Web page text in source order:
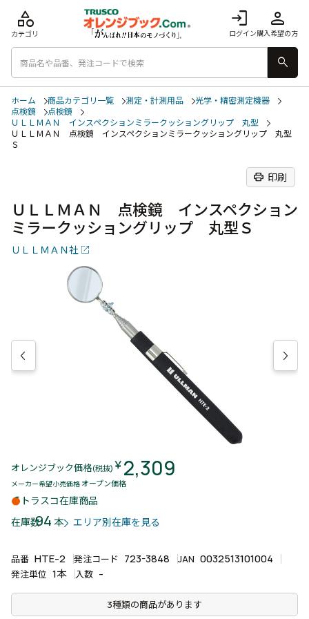
login
ログイン
person
購入希望の方
category
カテゴリ
search
ホーム 商品カテゴリ一覧 測定・計測用品
光学・精密測定機器
点検鏡
点検鏡
ＵＬＬＭＡＮ インスペクションミラークッショングリップ 丸型
ＵＬＬＭＡＮ 点検鏡 インスペクションミラークッショングリップ 丸型
Ｓ
print 印刷
ＵＬＬＭＡＮ 点検鏡 インスペクション
ミラークッショングリップ 丸型Ｓ
ＵＬＬＭＡＮ社
オレンジブック価格(税抜) ￥2,309
メーカー希望小売価格 オープン価格
トラスコ在庫商品
在庫数94本 エリア別在庫を見る
品番 HTE-2 発注コード 723-3848 JAN 0032513101004
発注単位 1本 入数 -
3種類の商品があります